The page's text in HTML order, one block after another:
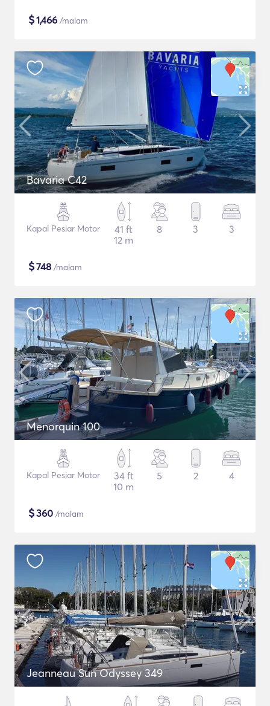
$1,466 /malam
Bavaria C42
Kapal Pesiar Motor
41 ft
12 m
8 3 3
$748 /malam
Menorquin 100
Kapal Pesiar Motor
34 ft
10 m
5 2 4
$360 /malam
Jeanneau Sun Odyssey 349